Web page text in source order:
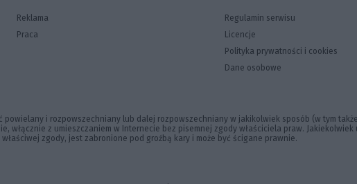
Reklama
Praca
Regulamin serwisu
Licencje
Polityka prywatności i cookies
Dane osobowe
powielany i rozpowszechniany lub dalej rozpowszechniany w jakikolwiek sposób (w tym
włącznie z umieszczaniem w Internecie bez pisemnej zgody właściciela praw.
zgody, jest zabronione pod groźbą kary i może być ścigane prawnie.